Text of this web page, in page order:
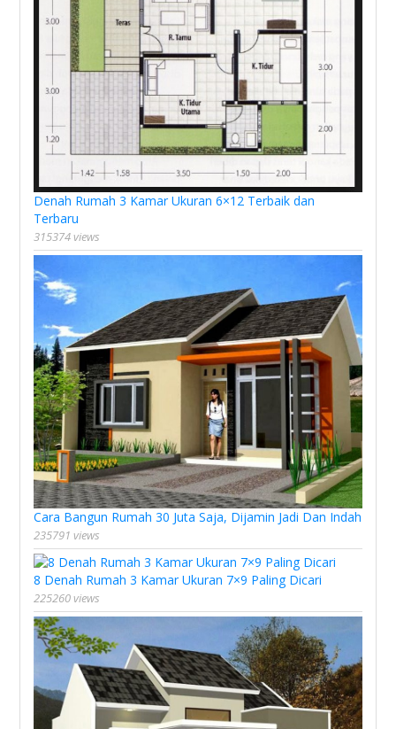
Denah Rumah 3 Kamar Ukuran 6×12 Terbaik dan
Terbaru
315374 views
Cara Bangun Rumah 30 Juta Saja, Dijamin Jadi Dan Indah
235791 views
8 Denah Rumah 3 Kamar Ukuran 7×9 Paling Dicari
225260 views